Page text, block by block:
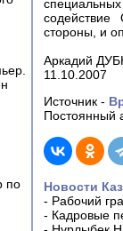
по
стороны, и
Аркадий
11.10.2007
Источник -
Постоянный
Новости
- Рабочий
- Кадровые